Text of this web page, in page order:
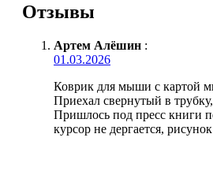
Отзывы
Артем Алёшин :
01.03.2026
Коврик для мыши с картой
Приехал свернутый в
Пришлось под пресс книги
курсор не дергается,